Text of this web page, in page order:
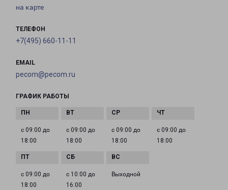
на карте
ТЕЛЕФОН
+7(495) 660-11-11
EMAIL
pecom@pecom.ru
ГРАФИК РАБОТЫ
с 09:00 до
18:00
с 09:00 до
18:00
с 09:00 до
18:00
с 09:00 до
18:00
с 09:00 до
18:00
с 10:00 до
16:00
Выходной